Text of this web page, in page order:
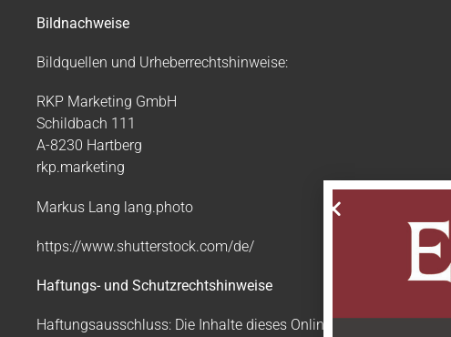
Bildnachweise
Bildquellen und Urheberrechtshinweise:
RKP Marketing GmbH
Schildbach 111
A-8230 Hartberg
rkp.marketing
Markus Lang lang.photo
https://www.shutterstock.com/de/
Haftungs- und Schutzrechtshinweise
Haftungsausschluss: Die Inhalte dieses Onlineangebotes